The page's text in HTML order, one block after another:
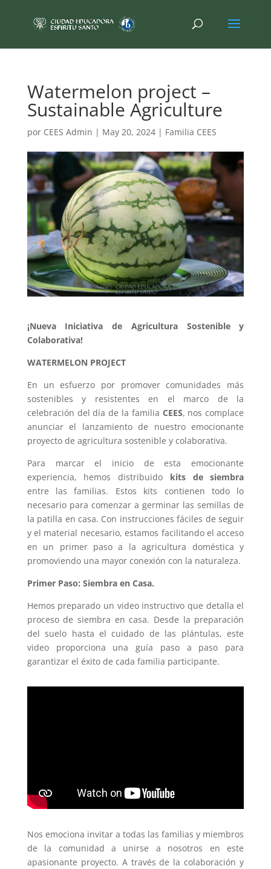
Watermelon project –
Sustainable Agriculture
por CEES Admin | May 20, 2024| Familia CEES
¡Nueva Iniciativa de Agricultura Sostenible y
Colaborativa!
WATERMELON PROJECT
En un esfuerzo por promover comunidades más
sostenibles y resistentes en el marco de la
celebración del día de la familia CEES, nos complace
anunciar el lanzamiento de nuestro emocionante
proyecto de agricultura sostenible y colaborativa.
Para marcar el inicio de esta emocionante
experiencia, hemos distribuido kits de siembra
entre las familias. Estos kits contienen todo lo
necesario para comenzar a germinar las semillas de
la patilla en casa. Con instrucciones fáciles de seguir
y el material necesario, estamos facilitando el acceso
en un primer paso a la agricultura doméstica y
promoviendo una mayor conexión con la naturaleza.
Primer Paso: Siembra en Casa.
Hemos preparado un video instructivo que detalla el
proceso de siembra en casa. Desde la preparación
del suelo hasta el cuidado de las plántulas, este
video proporciona una guía paso a paso para
garantizar el éxito de cada familia participante.
Nos emociona invitar a todas las familias y miembros
de la comunidad a unirse a nosotros en este
apasionante proyecto. A través de la colaboración y